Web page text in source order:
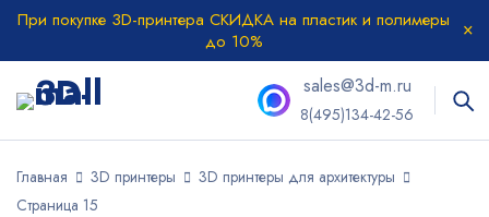
При покупке 3D-принтера СКИДКА на пластик и полимеры
до 10%
sales@3d-m.ru
8(495)134-42-56
Главная 3D принтеры
3D принтеры для архитектуры
Страница 15